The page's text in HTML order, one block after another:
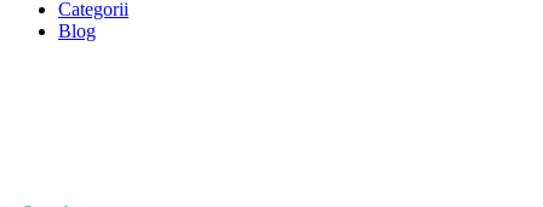
Categorii
Blog